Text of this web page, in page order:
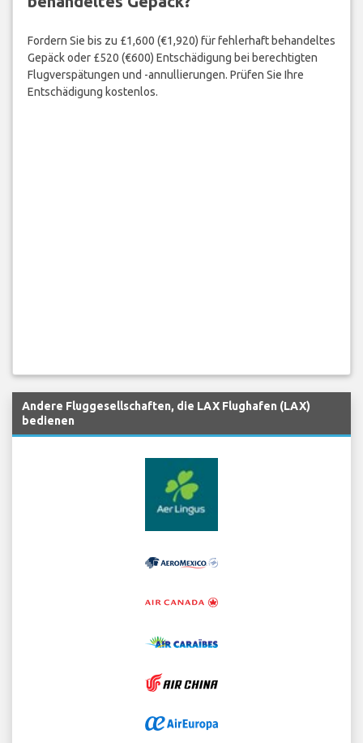
Fordern Sie bis zu £1,600 (€1,920) für fehlerhaft behandeltes
Gepäck oder £520 (€600) Entschädigung bei berechtigten
Flugverspätungen und -annullierungen. Prüfen Sie Ihre
Entschädigung kostenlos.
Andere Fluggesellschaften, die LAX Flughafen (LAX)
bedienen